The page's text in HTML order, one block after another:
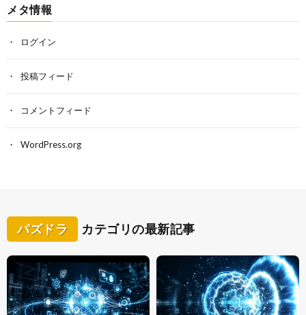
メタ情報
ログイン
投稿フィード
コメントフィード
WordPress.org
パズドラ カテゴリの最新記事